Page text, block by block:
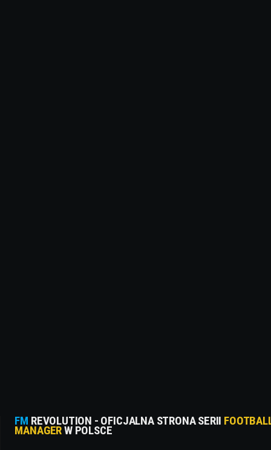
FM REVOLUTION - OFICJALNA STRONA SERII
MANAGERW POLSCE